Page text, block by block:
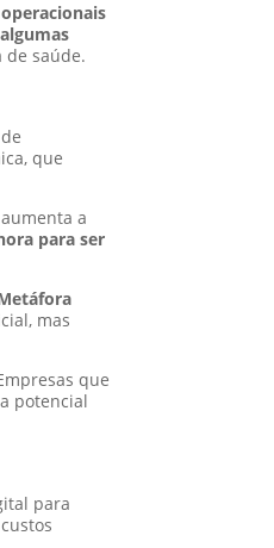
de saúde.
que
a
para ser
mas
que
potencial
para